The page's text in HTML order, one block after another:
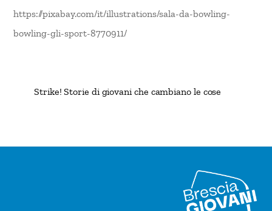
https://pixabay.com/it/illustrations/sala-da-bowling-
bowling-gli-sport-8770911/
Strike! Storie di giovani che cambiano le cose